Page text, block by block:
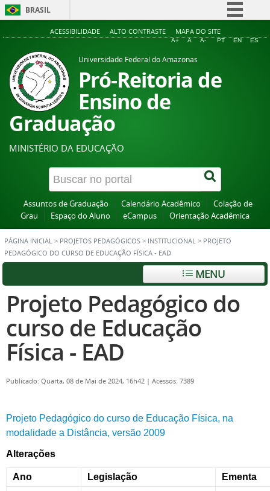
BRASIL
Simplifique!
Acesso à informação
ACESSIBILIDADE ALTO CONTRASTE MAPA DO SITE
A+ A A- PT EN ES
Universidade Federal do Amazonas
Pró-Reitoria de
Ensino de
Graduação
MINISTÉRIO DA EDUCAÇÃO
Assuntos de Graduação Calendário Acadêmico
Colação de
Grau
Espaço do Aluno eCampus Orientação Acadêmica
PÁGINA INICIAL > PROJETOS PEDAGÓGICOS > INSTITUCIONAL > PROJETO
PEDAGÓGICO DO CURSO DE EDUCAÇÃO FÍSICA - EAD
MENU
Projeto Pedagógico do
curso de Educação
Física - EAD
Publicado: Quarta, 08 de Mai de 2024, 16h42 | Acessos: 7389
Projeto Pedagógico do curso de Educação Física, na
modalidade a Distância, versão 2009
Alterações
Ano Legislação Ementa